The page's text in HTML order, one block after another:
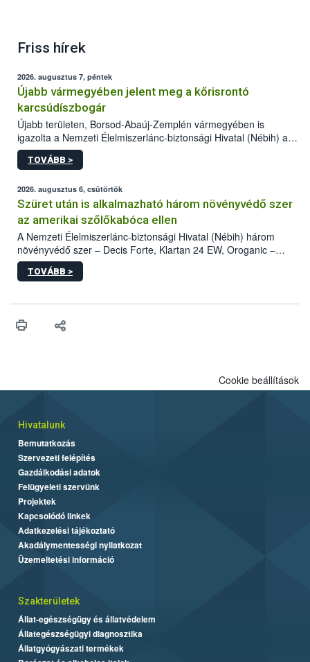
Friss hírek
2026. augusztus 7, péntek
Újabb vármegyében jelent meg a kőrisrontó
karcsúdíszbogár
Újabb területen, Borsod-Abaúj-Zemplén vármegyében is
igazolta a Nemzeti Élelmiszerlánc-biztonsági Hivatal (Nébih) a
kőrisrontó karcsúdíszbogár (Agrilus planipennis) jelenlétét. A
kártevőt nem csak színcsapdában találták meg, de már fertőzött
az intenzív felderítést, emellett az intézkedéseket a szlovák
hatósággal is összehangolják a terjedés megállítása érdekében.
TOVÁBB >
2026. augusztus 6, csütörtök
Szüret után is alkalmazható három növényvédő szer
az amerikai szőlőkabóca ellen
A Nemzeti Élelmiszerlánc-biztonsági Hivatal (Nébih) három
növényvédő szer – Decis Forte, Klartan 24 EW, Oroganic –
engedélyokiratát módosította, így azok a szüretet követően,
egészen a vesszőérettség (BBCH 91) stádiumáig
érésű szőlőkben is legyen lehetőség a károsító elleni további
felhasználók számára is elérhető és ökológiai termesztésben is
TOVÁBB >
Cookie beállítások
Hivatalunk
Bemutatkozás
Szervezeti felépítés
Gazdálkodási adatok
Felügyeleti szervünk
Projektek
Kapcsolódó linkek
Adatkezelési tájékoztató
Akadálymentességi nyilatkozat
Üzemeltetési információ
Szakterületek
Állat-egészségügy és állatvédelem
Állategészségügyi diagnosztika
Állatgyógyászati termékek